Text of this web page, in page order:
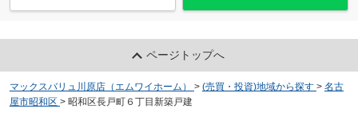
ページトップへ
マックスバリュ川原店（エムワイホーム） > (売買・投資)地域から探す > 名古
屋市昭和区 > 昭和区長戸町６丁目新築戸建